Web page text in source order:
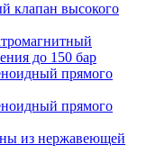
клапан высокого
до 150 бар
прямого
прямого
из нержавеющей